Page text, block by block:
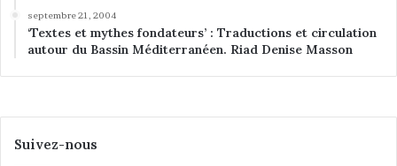
septembre 21, 2004
‘Textes et mythes fondateurs’ : Traductions et circulation
autour du Bassin Méditerranéen. Riad Denise Masson
Suivez-nous